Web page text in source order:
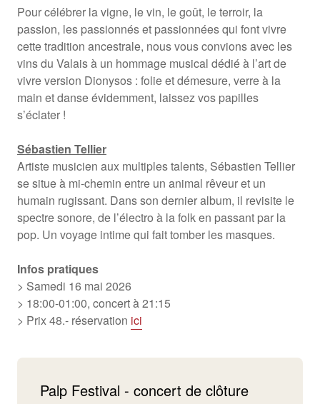
Pour célébrer la vigne, le vin, le goût, le terroir, la
passion, les passionnés et passionnées qui font vivre
cette tradition ancestrale, nous vous convions avec les
vins du Valais à un hommage musical dédié à l’art de
vivre version Dionysos : folie et démesure, verre à la
main et danse évidemment, laissez vos papilles
s’éclater !
Sébastien Tellier
Artiste musicien aux multiples talents, Sébastien Tellier
se situe à mi-chemin entre un animal rêveur et un
humain rugissant. Dans son dernier album, il revisite le
spectre sonore, de l’électro à la folk en passant par la
pop. Un voyage intime qui fait tomber les masques.
Infos pratiques
> Samedi 16 mai 2026
> 18:00-01:00, concert à 21:15
> Prix 48.- réservation ici
Palp Festival - concert de clôture